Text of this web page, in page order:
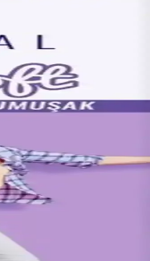
ve konfor sağlar.
ped çözümüdür.
ve rahatlığıyla günlük
hissettirir.